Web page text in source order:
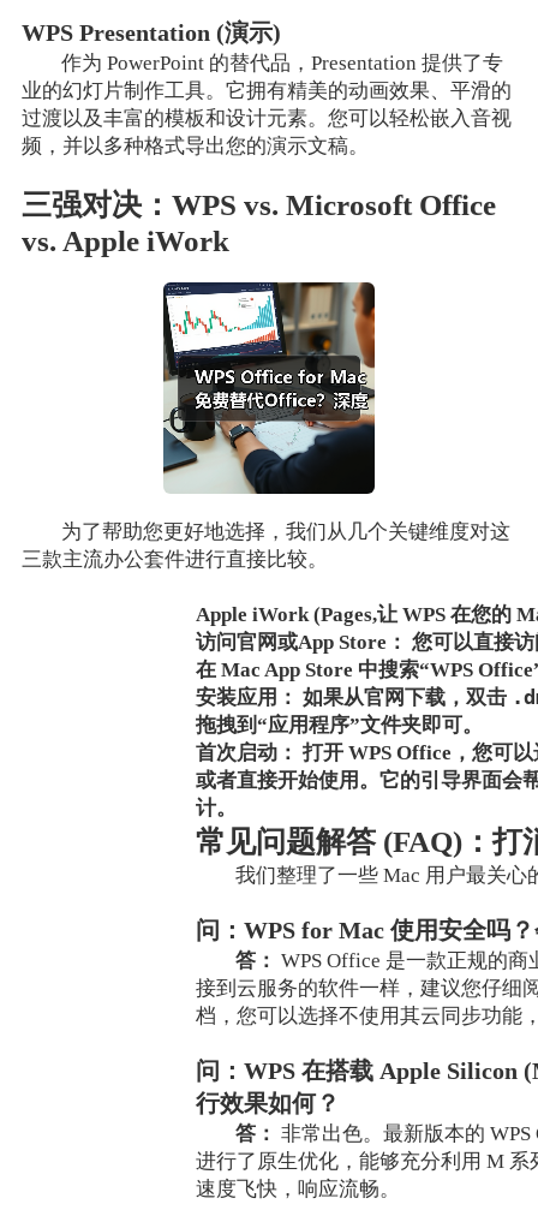
WPS Presentation (演示)
作为 PowerPoint 的替代品，Presentation 提供了专
业的幻灯片制作工具。它拥有精美的动画效果、平滑的
过渡以及丰富的模板和设计元素。您可以轻松嵌入音视
频，并以多种格式导出您的演示文稿。
三强对决：WPS vs. Microsoft Office
vs. Apple iWork
为了帮助您更好地选择，我们从几个关键维度对这
三款主流办公套件进行直接比较。
Apple iWork (Pages,让 WPS 在您的
访问官网或App Store： 您可以直接
在 Mac App Store 中搜索“WPS
安装应用： 如果从官网下载，双击
拖拽到“应用程序”文件夹即可。
首次启动： 打开 WPS Office，您可
或者直接开始使用。它的引导界面会
计。
常见问题解答 (FAQ)：打
我们整理了一些 Mac 用户最关
问：WPS for Mac 使用安全吗
答： WPS Office 是一款正规的
接到云服务的软件一样，建议您仔细
档，您可以选择不使用其云同步功能
问：WPS 在搭载 Apple Silicon
行效果如何？
答： 非常出色。最新版本的
进行了原生优化，能够充分利用 M
速度飞快，响应流畅。